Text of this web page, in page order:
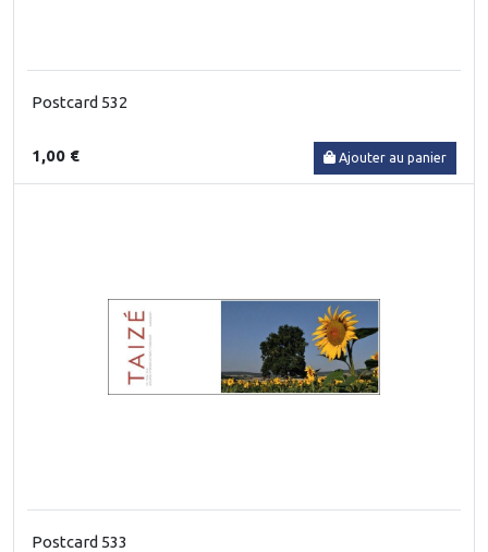
Postcard 532
1,00 € Ajouter au panier
Postcard 533